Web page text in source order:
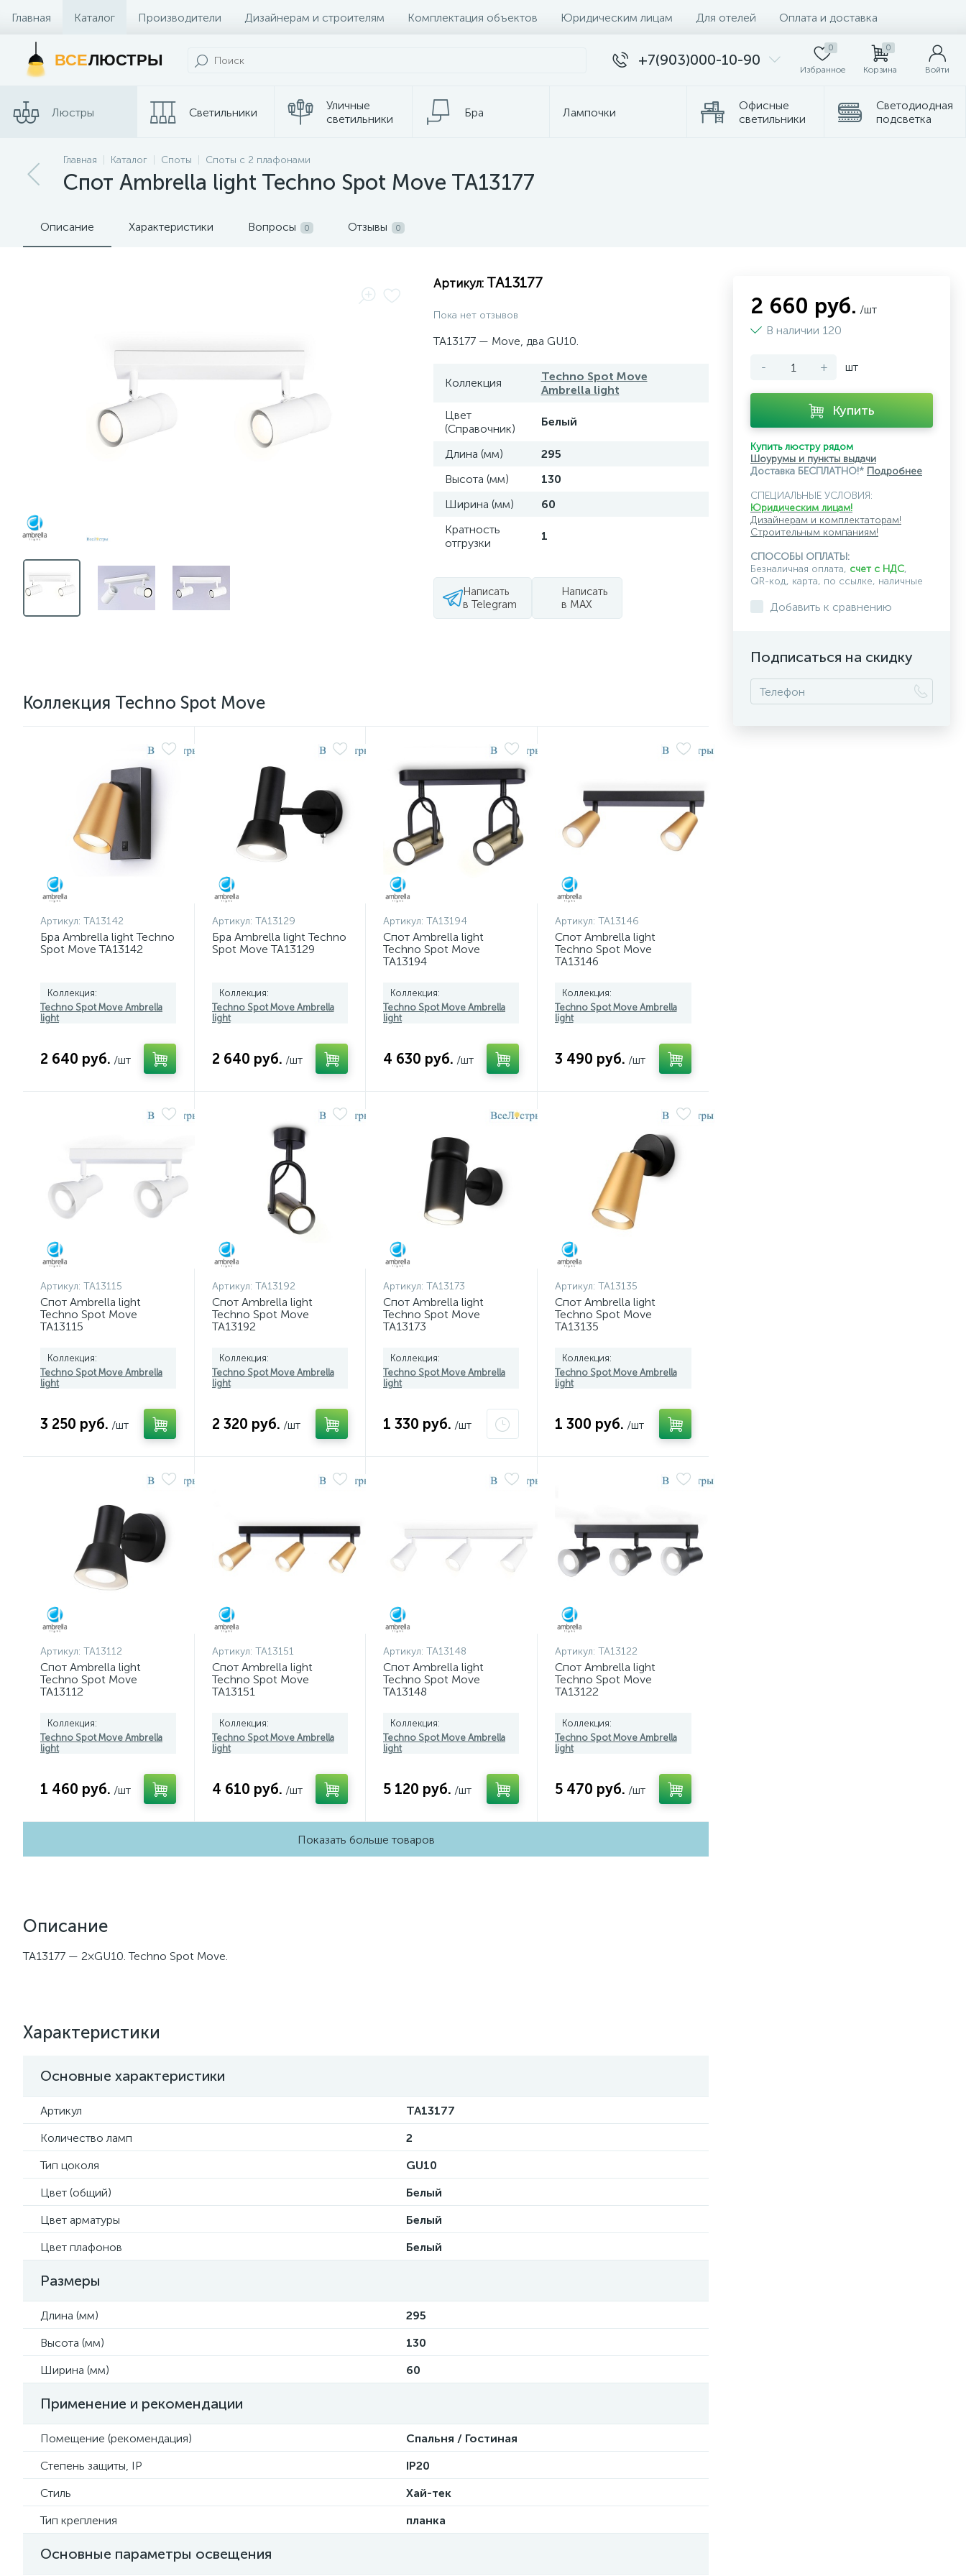
Главная Каталог Производители Дизайнерам и строителям Комплектация объектов Юридическим лицам Для отелей Оплата и доставка
Контакты и Магазины
ВСЕЛЮСТРЫ +7(903)000-10-90
0
Избранное
0
Корзина Войти
Люстры Светильники
Уличные
светильники
Бра Лампочки
Офисные
светильники
Светодиодная
подсветка
Споты
Трековые
системы
Главная Каталог Споты Споты с 2 плафонами
Спот Ambrella light Techno Spot Move TA13177
Описание Характеристики Вопросы 0 Отзывы 0
Артикул: TA13177
Пока нет отзывов
TA13177 — Move, два GU10.
Коллекция
Techno Spot Move
Ambrella light
Цвет
(Справочник)
Белый
Длина (мм)
295
Высота (мм)
130
Ширина (мм)
60
Кратность
отгрузки
1
Написать
в Telegram
Написать
в MAX
Коллекция Techno Spot Move
Артикул: TA13142
Бра Ambrella light Techno
Spot Move TA13142
Коллекция:
Techno Spot Move Ambrella
light
2 640 руб. /шт
Артикул: TA13129
Бра Ambrella light Techno
Spot Move TA13129
Коллекция:
Techno Spot Move Ambrella
light
2 640 руб. /шт
Артикул: TA13194
Спот Ambrella light
Techno Spot Move
TA13194
Коллекция:
Techno Spot Move Ambrella
light
4 630 руб. /шт
Артикул: TA13146
Спот Ambrella light
Techno Spot Move
TA13146
Коллекция:
Techno Spot Move Ambrella
light
3 490 руб. /шт
Артикул: TA13115
Спот Ambrella light
Techno Spot Move
TA13115
Коллекция:
Techno Spot Move Ambrella
light
3 250 руб. /шт
Артикул: TA13192
Спот Ambrella light
Techno Spot Move
TA13192
Коллекция:
Techno Spot Move Ambrella
light
2 320 руб. /шт
Артикул: TA13173
Спот Ambrella light
Techno Spot Move
TA13173
Коллекция:
Techno Spot Move Ambrella
light
1 330 руб. /шт
Артикул: TA13135
Спот Ambrella light
Techno Spot Move
TA13135
Коллекция:
Techno Spot Move Ambrella
light
1 300 руб. /шт
Артикул: TA13112
Спот Ambrella light
Techno Spot Move
TA13112
Коллекция:
Techno Spot Move Ambrella
light
1 460 руб. /шт
Артикул: TA13151
Спот Ambrella light
Techno Spot Move
TA13151
Коллекция:
Techno Spot Move Ambrella
light
4 610 руб. /шт
Артикул: TA13148
Спот Ambrella light
Techno Spot Move
TA13148
Коллекция:
Techno Spot Move Ambrella
light
5 120 руб. /шт
Артикул: TA13122
Спот Ambrella light
Techno Spot Move
TA13122
Коллекция:
Techno Spot Move Ambrella
light
5 470 руб. /шт
Показать больше товаров
Описание
TA13177 — 2×GU10. Techno Spot Move.
Характеристики
Основные характеристики
Артикул
TA13177
Количество ламп
2
Тип цоколя
GU10
Цвет (общий)
Белый
Цвет арматуры
Белый
Цвет плафонов
Белый
Размеры
Длина (мм)
295
Высота (мм)
130
Ширина (мм)
60
Применение и рекомендации
Помещение (рекомендация)
Спальня / Гостиная
Степень защиты, IP
IP20
Стиль
Хай-тек
Тип крепления
планка
Основные параметры освещения
2 660 руб. /шт
В наличии 120
- + шт
Купить
Купить люстру рядом
Шоурумы и пункты выдачи
Доставка БЕСПЛАТНО!* Подробнее
СПЕЦИАЛЬНЫЕ УСЛОВИЯ:
Юридическим лицам!
Дизайнерам и комплектаторам!
Строительным компаниям!
СПОСОБЫ ОПЛАТЫ:
Безналичная оплата, счет с НДС,
QR-код, карта, по ссылке, наличные
Добавить к сравнению
Подписаться на скидку